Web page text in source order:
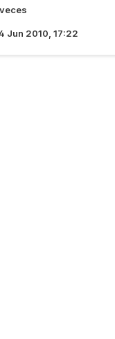
Jun 2010, 17:22